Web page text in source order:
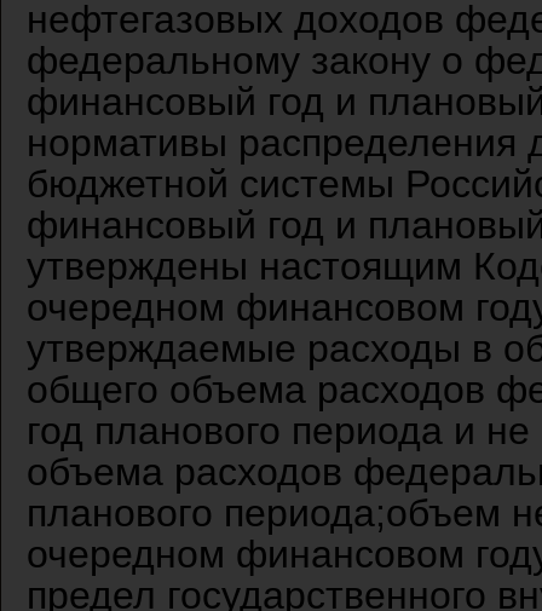
нефтегазовых доходов
федеральному закону о
финансовый год и
нормативы
бюджетной системы
финансовый год и
утверждены настоящим
очередном финансовом
утверждаемые расходы в
общего объема расходов
год планового периода и
объема расходов
планового периода;объем
очередном финансовом
предел государственного